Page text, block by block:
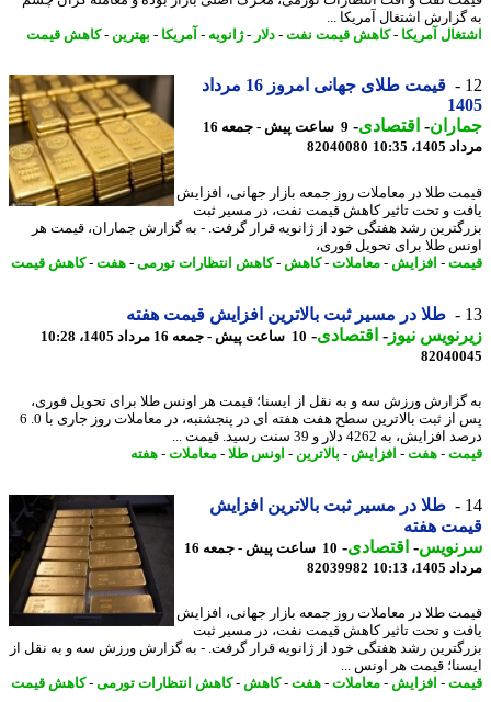
اشتغال آمریکا ...
آمریکا- کاهش قیمت نفت -دلار-ژانویه -آمریکا- بهترین- کاهش قیمت
قیمت طلای جهانی امروز 16 مرداد
- اقتصادی-
9 ساعت پیش - جمعه 16
10:35
82040080
طلا در معاملات روز جمعه بازار جهانی، افزایش
و تحت تاثیر کاهش قیمت نفت، در مسیر ثبت
رشد هفتگی خود از ژانویه قرار گرفت. - به گزارش جماران، قیمت هر
طلا برای تحویل فوری،
-افزایش -معاملات-کاهش-کاهش انتظارات تورمی-هفت-کاهش قیمت
طلا در مسیر ثبت بالاترین افزایش قیمت هفته
نیوز-اقتصادی-10 ساعت پیش - جمعه 16 مرداد 1405، 10:28
ورزش سه و به نقل از ایسنا؛ قیمت هر اونس طلا برای تحویل فوری،
پس از ثبت بالاترین سطح هفت هفته ای در پنجشنبه، در معاملات روز جاری با 0. 6
به 4262 دلار و 39 سنت رسید. قیمت ...
-هفت-افزایش -بالاترین- اونس طلا-معاملات-هفته
طلا در مسیر ثبت بالاترین افزایش
هفته
-اقتصادی-
10 ساعت پیش - جمعه 16
10:13
82039982
طلا در معاملات روز جمعه بازار جهانی، افزایش
و تحت تاثیر کاهش قیمت نفت، در مسیر ثبت
رشد هفتگی خود از ژانویه قرار گرفت. - به گزارش ورزش سه و به نقل از
قیمت هر اونس ...
-افزایش -معاملات-هفت-کاهش-کاهش انتظارات تورمی-کاهش قیمت